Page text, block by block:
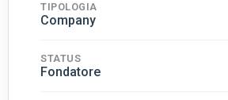
TIPOLOGIA
Company
STATUS
Fondatore